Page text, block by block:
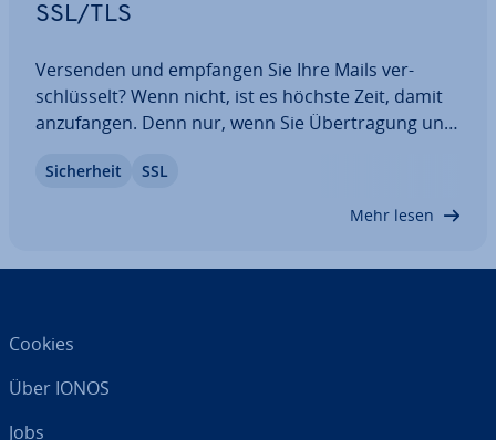
SSL/TLS
Versenden und empfangen Sie Ihre Mails ver­
schlüs­selt? Wenn nicht, ist es höchste Zeit, damit
an­zu­fan­gen. Denn nur, wenn Sie Über­tra­gung und
auf dem Trans­port­weg sicher. An­dern­falls können
Si­cher­heit SSL
Mehr lesen
Cookies
Über IONOS
Jobs